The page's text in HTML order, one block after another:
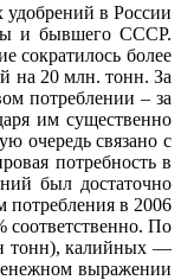
удобрений в России
и бывшего СССР.
сократилось более
на 20 млн. тонн. За
потреблении – за
им существенно
очередь связано с
потребность в
был достаточно
в 2006
соответственно. По
тонн), калийных —
выражении